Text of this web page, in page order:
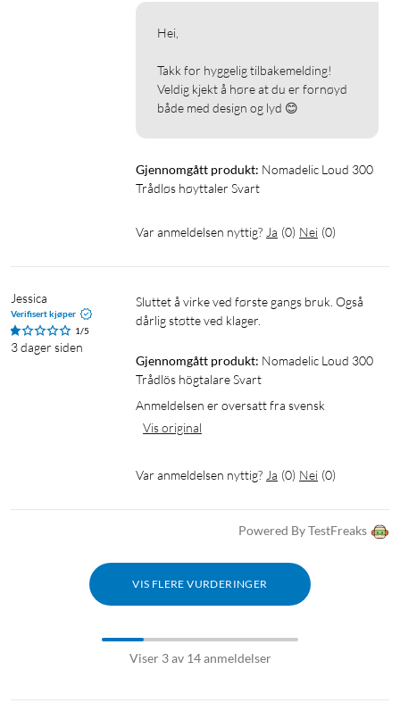
USB-A- til USB-C-kabel (50 cm)
Utendørshøyttaler
Hei,
Takk for hyggelig tilbakemelding!
Veldig kjekt å høre at du er fornøyd
både med design og lyd 😊
Gjennomgått produkt: Nomadelic Loud 300
Trådløs høyttaler Svart
Var anmeldelsen nyttig? Ja (0) Nei (0)
Jessica
Verifisert kjøper
1/5
3 dager siden
Sluttet å virke ved første gangs bruk. Også
dårlig støtte ved klager.
Gjennomgått produkt: Nomadelic Loud 300
Trådlös högtalare Svart
Anmeldelsen er oversatt fra svensk
Vis original
Var anmeldelsen nyttig? Ja (0) Nei (0)
Powered By TestFreaks
VIS FLERE VURDERINGER
Viser 3 av 14 anmeldelser